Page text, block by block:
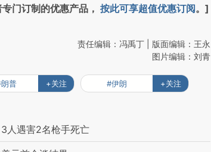
门订制的优惠产品， 按此可享超值优惠订阅。]
责任编辑：冯禹丁 | 版面编辑：王永
图片编辑：刘青
普 +关注 #伊朗 +关注
人遇害2名枪手死亡